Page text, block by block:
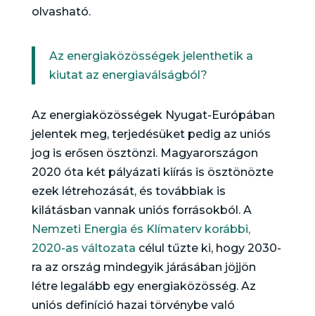
olvasható.
Az energiaközösségek jelenthetik a
kiutat az energiaválságból?
Az energiaközösségek Nyugat-Európában
jelentek meg, terjedésüket pedig az uniós
jog is erősen ösztönzi. Magyarországon
2020 óta két pályázati kiírás is ösztönözte
ezek létrehozását, és továbbiak is
kilátásban vannak uniós forrásokból. A
Nemzeti Energia és Klímaterv korábbi,
2020-as változata célul tűzte ki, hogy 2030-
ra az ország mindegyik járásában jöjjön
létre legalább egy energiaközösség. Az
uniós definíció hazai törvénybe való